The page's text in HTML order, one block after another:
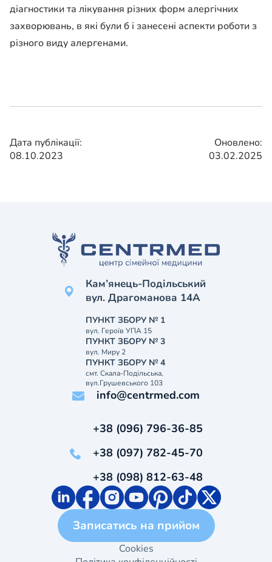
діагностики та лікування різних форм алергічних
захворювань, в які були б і занесені аспекти роботи з
різного виду алергенами.
Дата публікації:
08.10.2023
Оновлено:
03.02.2025
Кам’янець-Подільський
вул. Драгоманова 14А
ПУНКТ ЗБОРУ № 1
вул. Героїв УПА 15
ПУНКТ ЗБОРУ № 3
вул. Миру 2
ПУНКТ ЗБОРУ № 4
смт. Скала-Подільська,
вул.Грушевського 103
info@centrmed.com
+38 (096) 796-36-85
+38 (097) 782-45-70
+38 (098) 812-63-48
Записатись на прийом
Cookies